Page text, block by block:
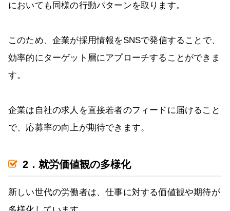
においても同様の行動パターンを取ります。
このため、企業が採用情報をSNSで発信することで、
効率的にターゲット層にアプローチすることができま
す。
企業は自社の求人を直接若者のフィードに届けること
で、応募率の向上が期待できます。
2．就労価値観の多様化
新しい世代の労働者は、仕事に対する価値観や期待が